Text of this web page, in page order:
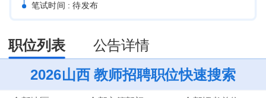
笔试时间 : 待发布
职位列表 公告详情
2026山西 教师招聘职位快速搜索